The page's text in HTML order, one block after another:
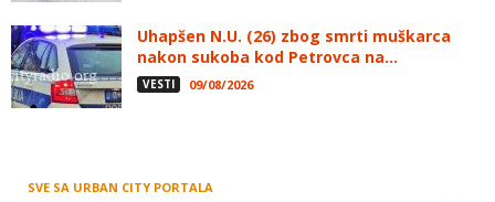
Uhapšen N.U. (26) zbog smrti muškarca
nakon sukoba kod Petrovca na...
VESTI 09/08/2026
SVE SA URBAN CITY PORTALA